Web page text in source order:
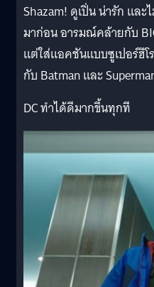
Shazam! ดูเปิ่น น่ารัก และ
มาก่อน อารมณ์คล้ายกับ
แต่ใส่แอคชันแบบซูเปอร์ฮีโ
กับ Batman และ
DC ทำได้ดีมากขึ้นทุกที